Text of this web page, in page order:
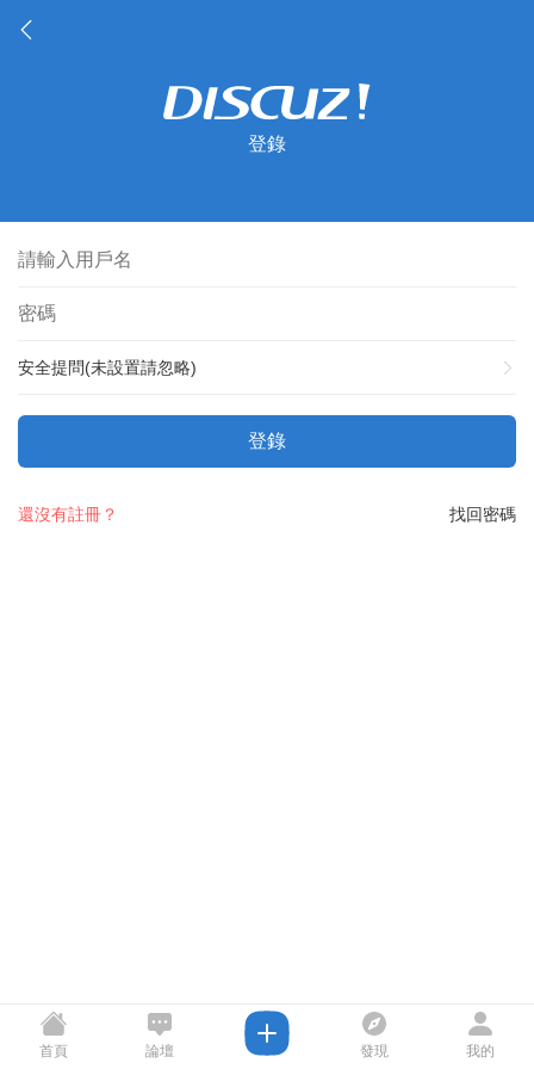
登錄
安全提問(未設置請忽略)
登錄
找回密碼
還沒有註冊？
首頁 論壇 發現 我的